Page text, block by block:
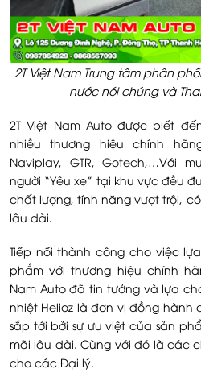
2T Việt Nam Trung tâm phân
nước nói chúng và
2T Việt Nam Autođược biết
nhiều thương hiệu chính
Naviplay, GTR,Gotech,…Với
người “Yêu xe” tại khu vực đều
chất lượng, tính năng vượt trội,
lâu dài.
Tiếp nối thành công cho việc
phẩm với thương hiệu chính
Nam Auto đã tin tưởng và lựa
nhiệt Helioz là đơn vị đồng
sắp tới bởi sự ưu việt của sản
mãi lâu dài. Cùng với đó là các
cho các Đại lý.